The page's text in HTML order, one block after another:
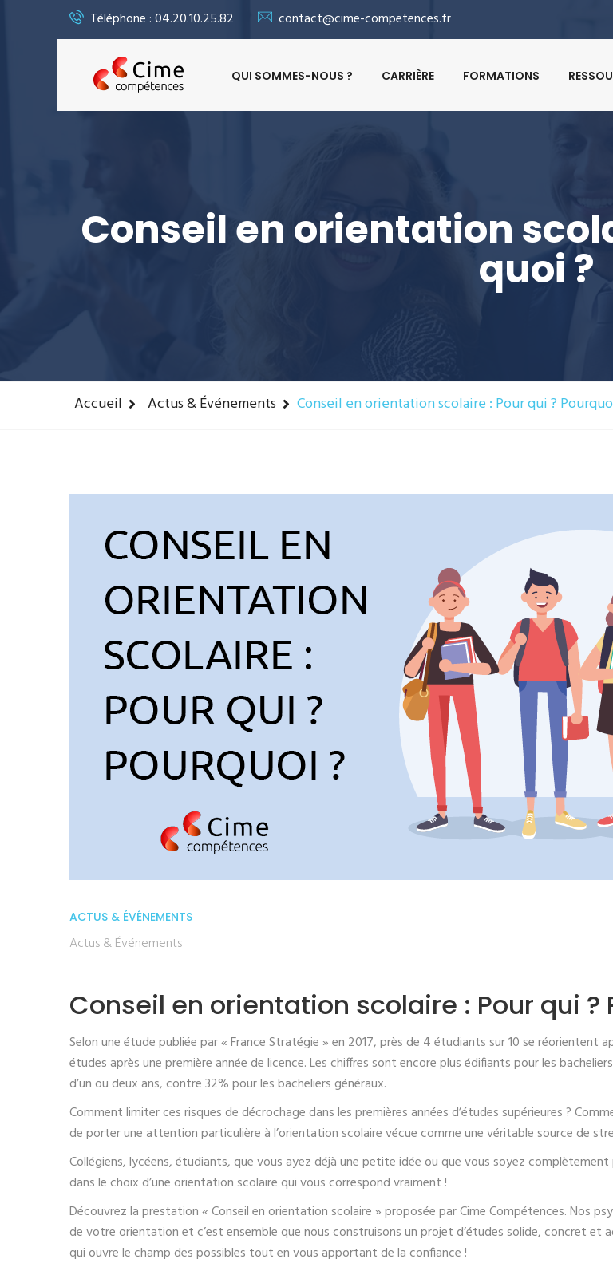
Téléphone : 04.20.10.25.82 contact@cime-competences.fr
QUI SOMMES-NOUS ? CARRIÈRE FORMATIONS
Conseil en orientation
quoi ?
Accueil Actus & Événements Conseil en orientation scolaire : Pour qui ?
ACTUS & ÉVÉNEMENTS
Actus & Événements
Conseil en orientation scolaire : Pour qui ?
Selon une étude publiée par « France Stratégie » en 2017, près de 4 étudiants sur 10 se réorientent
études après une première année de licence. Les chiffres sont encore plus édifiants pour les
d’un ou deux ans, contre 32% pour les bacheliers généraux.
Comment limiter ces risques de décrochage dans les premières années d’études supérieures ?
de porter une attention particulière à l’orientation scolaire vécue comme une véritable source de
Collégiens, lycéens, étudiants, que vous ayez déjà une petite idée ou que vous soyez
dans le choix d’une orientation scolaire qui vous correspond vraiment !
Découvrez la prestation « Conseil en orientation scolaire » proposée par Cime Compétences. Nos
de votre orientation et c’est ensemble que nous construisons un projet d’études solide, concret
qui ouvre le champ des possibles tout en vous apportant de la confiance !